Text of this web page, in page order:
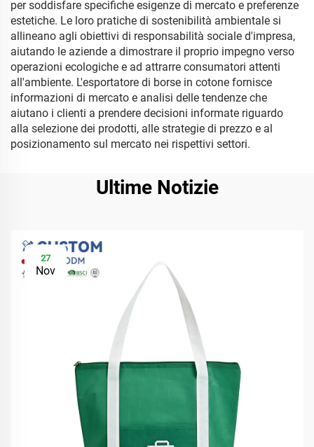
per soddisfare specifiche esigenze di mercato e preferenze
estetiche. Le loro pratiche di sostenibilità ambientale si
allineano agli obiettivi di responsabilità sociale d'impresa,
aiutando le aziende a dimostrare il proprio impegno verso
operazioni ecologiche e ad attrarre consumatori attenti
all'ambiente. L'esportatore di borse in cotone fornisce
informazioni di mercato e analisi delle tendenze che
aiutano i clienti a prendere decisioni informate riguardo
alla selezione dei prodotti, alle strategie di prezzo e al
posizionamento sul mercato nei rispettivi settori.
Ultime Notizie
27
Nov